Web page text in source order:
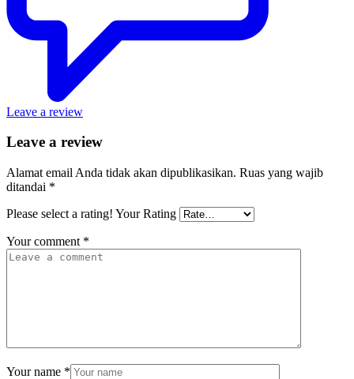
Leave a review
Leave a review
Alamat email Anda tidak akan dipublikasikan. Ruas yang wajib
ditandai *
Please select a rating! Your Rating
Your comment *
Your name *